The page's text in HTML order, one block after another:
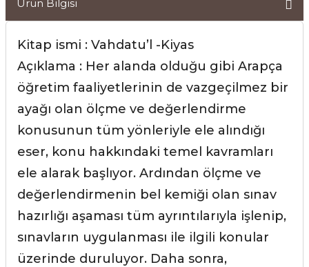
Ürün Bilgisi
Kitap ismi : Vahdatu’l -Kiyas
Açıklama : Her alanda olduğu gibi Arapça
öğretim faaliyetlerinin de vazgeçilmez bir
ayağı olan ölçme ve değerlendirme
konusunun tüm yönleriyle ele alındığı
eser, konu hakkındaki temel kavramları
ele alarak başlıyor. Ardından ölçme ve
değerlendirmenin bel kemiği olan sınav
hazırlığı aşaması tüm ayrıntılarıyla işlenip,
sınavların uygulanması ile ilgili konular
üzerinde duruluyor. Daha sonra,